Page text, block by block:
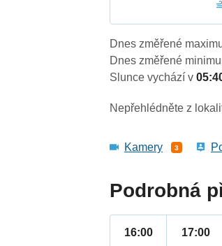
Dnes změřené
Dnes změřené
Slunce vychází v
Nepřehlédněte z
Kamery 3
Podrobná
16:00 17:00